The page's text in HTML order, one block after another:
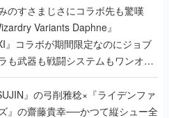
のすさまじさにコラボ先も驚嘆
Variants Daphne』
』コラボが期間限定なのにジョブ
も武器も戦闘システムもワンオフ
まれた理由を両ディレクターに聞
』の弓削雅稔×『ライデンファ
』の齋藤貴幸──かつて縦シュー全